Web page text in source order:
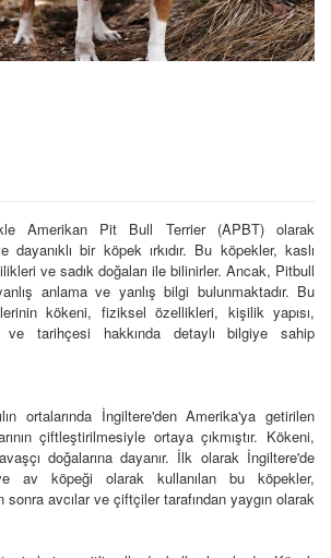
Amerikan Pit Bull Terrier (APBT) olarak
bir köpek ırkıdır. Bu köpekler, kaslı
ve sadık doğaları ile bilinirler. Ancak, Pitbull
anlama ve yanlış bilgi bulunmaktadır. Bu
kökeni, fiziksel özellikleri, kişilik yapısı,
ve tarihçesi hakkında detaylı bilgiye sahip
ortalarında İngiltere'den Amerika'ya getirilen
çiftleştirilmesiyle ortaya çıkmıştır. Kökeni,
doğalarına dayanır. İlk olarak İngiltere'de
av köpeği olarak kullanılan bu köpekler,
avcılar ve çiftçiler tarafından yaygın olarak